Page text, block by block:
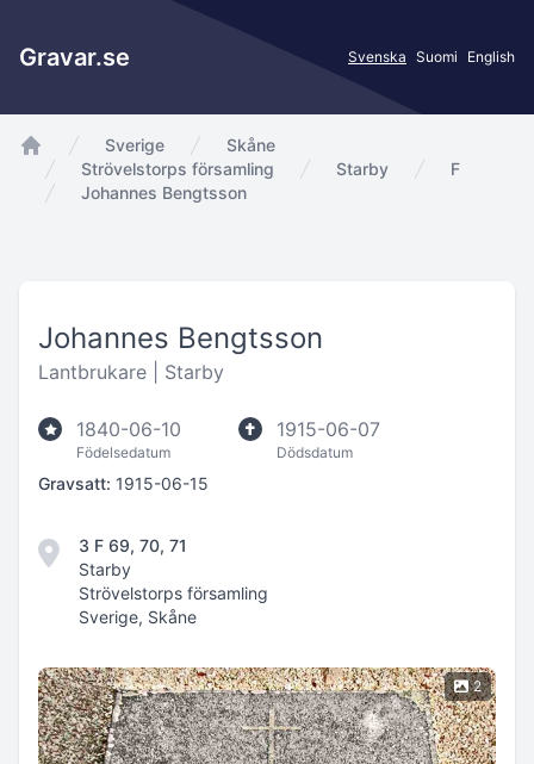
Gravar.se Svenska Suomi English
app.Start
Sverige
Skåne
Strövelstorps församling
Starby
F
Johannes Bengtsson
Johannes Bengtsson
Lantbrukare | Starby
1840-06-10
Födelsedatum
1915-06-07
Dödsdatum
Gravsatt: 1915-06-15
3 F 69, 70, 71
Starby
Strövelstorps församling
Sverige, Skåne
2